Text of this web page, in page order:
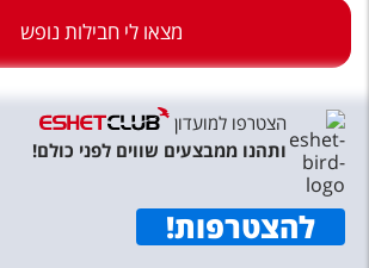
שירות לקוחות
תקנון
מצאו לי חבילות נופש
הצטרפו למועדון
ותהנו ממבצעים שווים לפני כולם!
להצטרפות!